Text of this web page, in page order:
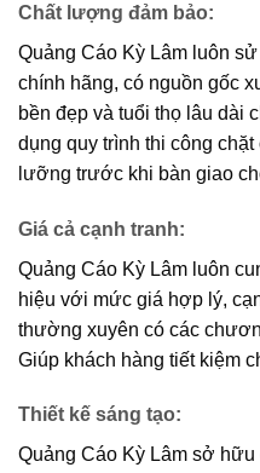
Chất lượng đảm bảo:
Quảng Cáo Kỳ Lâm luôn
chính hãng, có nguồn gốc
bền đẹp và tuổi thọ lâu dài
dụng quy trình thi công
lưỡng trước khi bàn giao
Giá cả cạnh tranh:
Quảng Cáo Kỳ Lâm luôn
hiệu với mức giá hợp lý,
thường xuyên có các
Giúp khách hàng tiết kiệm
Thiết kế sáng tạo:
Quảng Cáo Kỳ Lâm sở